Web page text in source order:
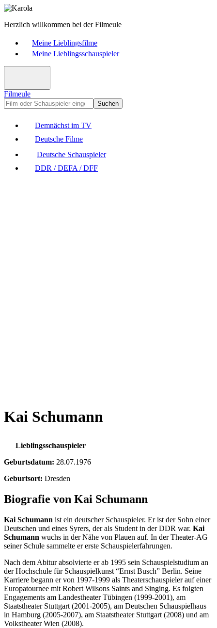
Herzlich willkommen bei der Filmeule
Meine Lieblingsfilme
Meine Lieblingsschauspieler
Filmeule
Suchen
Demnächst im TV
Deutsche Filme
Deutsche Schauspieler
DDR / DEFA / DFF
Kai Schumann
Lieblingsschauspieler
Geburtsdatum: 28.07.1976
Geburtsort: Dresden
Biografie von Kai Schumann
Kai Schumann ist ein deutscher Schauspieler. Er ist der Sohn einer
Deutschen und eines Syrers, der als Student in der DDR war. Kai
Schumann wuchs in der Nähe von Plauen auf. In der Theater-AG
seiner Schule sammelte er erste Schauspielerfahrungen.
Nach dem Abitur absolvierte er ab 1995 sein Schauspielstudium an
der Hochschule für Schauspielkunst “Ernst Busch” Berlin. Seine
Karriere begann er von 1997-1999 als Theaterschauspieler auf einer
Europatournee mit Robert Wilsons Saints and Singing. Es folgten
Engagements am Landestheater Tübingen (1999-2001), am
Staatstheater Stuttgart (2001-2005), am Deutschen Schauspielhaus
in Hamburg (2005-2007), am Staatstheater Stuttgart (2008) und am
Volkstheater Wien (2008).